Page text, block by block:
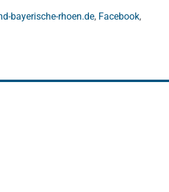
bayerische-rhoen.de, Facebook,